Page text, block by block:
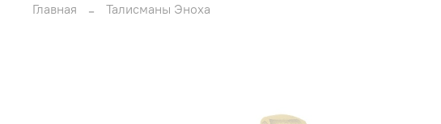
Главная Талисманы Эноха